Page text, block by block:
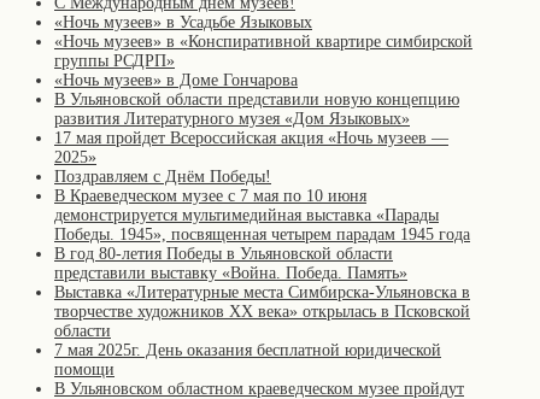
«Ночь музеев» в Усадьбе Языковых
«Ночь музеев» в «Конспиративной квартире симбирской
группы РСДРП»
«Ночь музеев» в Доме Гончарова
В Ульяновской области представили новую концепцию
развития Литературного музея «Дом Языковых»
17 мая пройдет Всероссийская акция «Ночь музеев —
2025»
Поздравляем с Днём Победы!
В Краеведческом музее с 7 мая по 10 июня
демонстрируется мультимедийная выставка «Парады
Победы. 1945», посвященная четырем парадам 1945 года
В год 80-летия Победы в Ульяновской области
представили выставку «Война. Победа. Память»
Выставка «Литературные места Симбирска-Ульяновска в
творчестве художников XX века» открылась в Псковской
области
7 мая 2025г. День оказания бесплатной юридической
помощи
В Ульяновском областном краеведческом музее пройдут